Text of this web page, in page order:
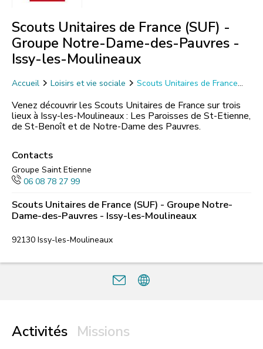
Scouts Unitaires de France (SUF) -
Groupe Notre-Dame-des-Pauvres -
Issy-les-Moulineaux
Accueil Loisirs et vie sociale
Scouts Unitaires de France
Venez découvrir les Scouts Unitaires de France sur trois
lieux à Issy-les-Moulineaux : Les Paroisses de St-Etienne,
de St-Benoît et de Notre-Dame des Pauvres.
Contacts
Groupe Saint Etienne
06 08 78 27 99
Scouts Unitaires de France (SUF) - Groupe Notre-
Dame-des-Pauvres - Issy-les-Moulineaux
92130 Issy-les-Moulineaux
Activités Missions